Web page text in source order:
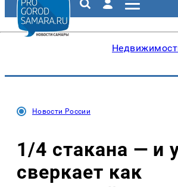
Новости России
1/4 стакана — и
сверкает как